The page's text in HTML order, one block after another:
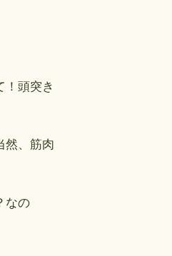
！頭突き
然、筋肉
なの